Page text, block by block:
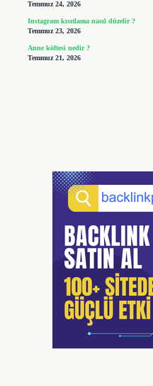
Temmuz 24, 2026
Instagram kısıtlama nasıl düzelir ?
Temmuz 23, 2026
Anne köftesi nedir ?
Temmuz 21, 2026